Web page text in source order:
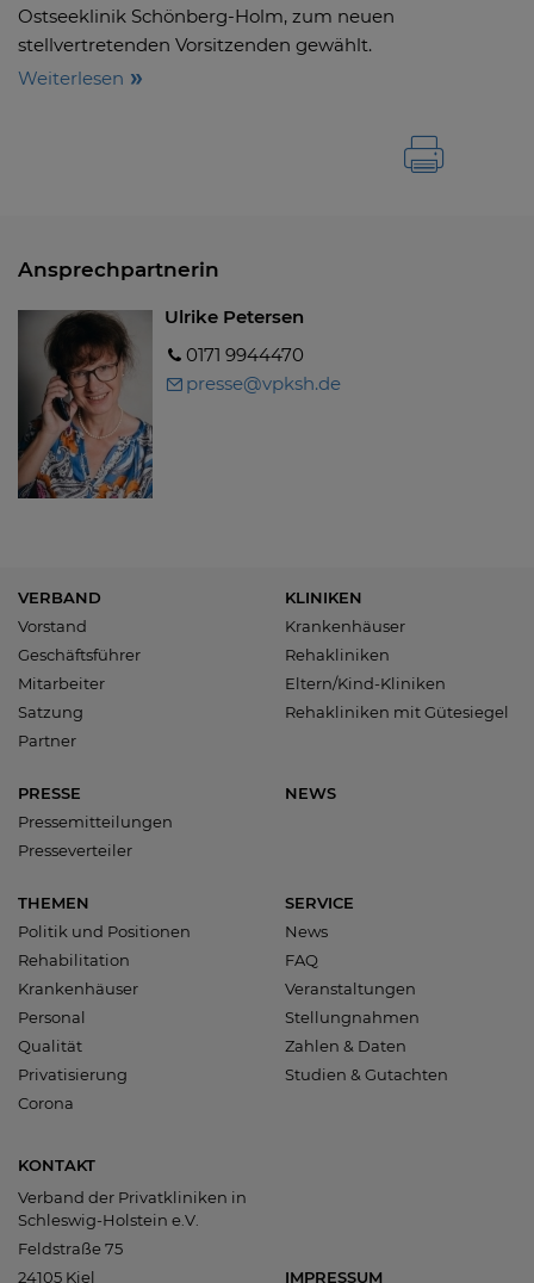
Ostseeklinik Schönberg-Holm, zum neuen
stellvertretenden Vorsitzenden gewählt.
Weiterlesen
Ansprechpartnerin
Ulrike Petersen
0171 9944470
presse@vpksh.de
VERBAND
Vorstand
Geschäftsführer
Mitarbeiter
Satzung
Partner
KLINIKEN
Krankenhäuser
Rehakliniken
Eltern/Kind-Kliniken
Rehakliniken mit Gütesiegel
PRESSE
Pressemitteilungen
Presseverteiler
NEWS
THEMEN
Politik und Positionen
Rehabilitation
Krankenhäuser
Personal
Qualität
Privatisierung
Corona
SERVICE
News
FAQ
Veranstaltungen
Stellungnahmen
Zahlen & Daten
Studien & Gutachten
KONTAKT
Verband der Privatkliniken in
Schleswig-Holstein e.V.
Feldstraße 75
24105 Kiel
IMPRESSUM